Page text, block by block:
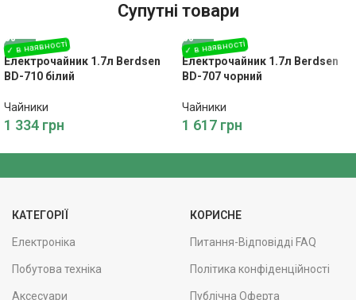
Супутні товари
Електрочайник 1.7л Berdsen
BD-710 білий
Чайники
1 334 грн
Електрочайник 1.7л Berdsen
BD-707 чорний
Чайники
1 617 грн
КАТЕГОРІЇ
Електроніка
Побутова техніка
Аксесуари
КОРИСНЕ
Питання-Відповідді FAQ
Політика конфіденційності
Публічна Оферта